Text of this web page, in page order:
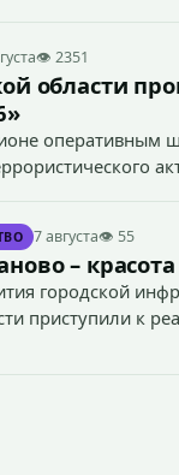
👁 2351
области
7 августа👁 55
–
городской
приступили к